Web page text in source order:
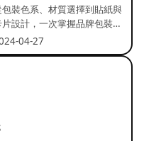
包裝色系、材質選擇到貼紙與
設計，一次掌握品牌包裝的
鍵要素。
04-27